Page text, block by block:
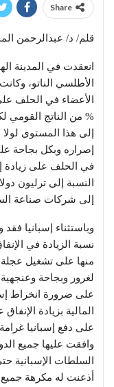
Share
قلم/ د/ عبدالرحمن
انعقدت في المدينة
الأطلسي الناتو،
% من الناتج القومي
إلى هذا المستوى
إصراره وبكل بجاحة
في الحلف على زيادة
النسبة إلى ترليون
إلى شركات صناعة
وباستثناء إسبانيا
نسبة الزيادة في
منها على تشغيل عجلة
لغرور وبجاحة
على ضرورة انخراط
على دفع إسبانيا
وافقت عليها جميع
السلطات الإسبانية
أذعنت له مكرهة